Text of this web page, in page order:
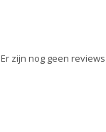
Er zijn nog geen